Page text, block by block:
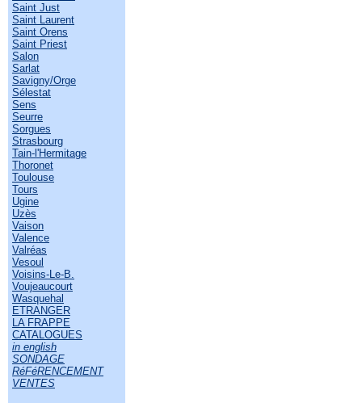
Saint Just
Saint Laurent
Saint Orens
Saint Priest
Salon
Sarlat
Savigny/Orge
Sélestat
Sens
Seurre
Sorgues
Strasbourg
Tain-l'Hermitage
Thoronet
Toulouse
Tours
Ugine
Uzès
Vaison
Valence
Valréas
Vesoul
Voisins-Le-B.
Voujeaucourt
Wasquehal
ETRANGER
LA FRAPPE
CATALOGUES
in english
SONDAGE
RéFéRENCEMENT
VENTES